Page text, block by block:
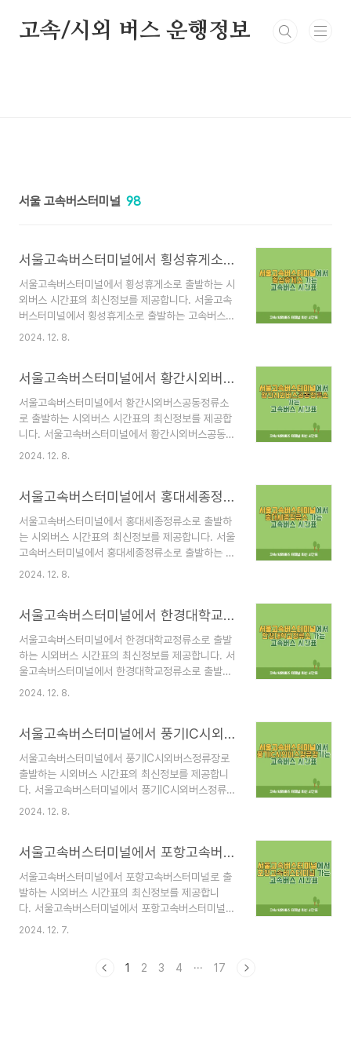
고속/시외 버스 운행정보
서울 고속버스터미널 98
서울고속버스터미널에서 횡성휴게소 가는 고속버스 시간표 최신정보
서울고속버스터미널에서 횡성휴게소로 출발하는 시
외버스 시간표의 최신정보를 제공합니다. 서울고속
버스터미널에서 횡성휴게소로 출발하는 고속버스의
출발 시간, 주요 노선, 요금 정보 등을 한눈에 확인
고속버스터미널은 고속버스터미널역에 위치한 버스
터"라고 불립니다. 고터에서는 국내 주요 도시와 지
역으로 이동하는 고속버스와 시외버스를 이용할 수
있습니다. 서울고속버스터미널 위치 및 접근 방법서
울고속버스터미널은 서울 지하철 3호선, 7호선, 9
어 접근성이 매우 뛰어납니다. 지하철 이용 시3호선
고속터미널역 하차 후 1, 2번 출구로..
2024. 12. 8.
서울고속버스터미널에서 황간시외버스공동정류소 가는 고속버스 시간표 최신정보
서울고속버스터미널에서 황간시외버스공동정류소
로 출발하는 시외버스 시간표의 최신정보를 제공합
니다. 서울고속버스터미널에서 황간시외버스공동정
류소로 출발하는 고속버스의 출발 시간, 주요 노선,
울고속버스터미널 안내 서울고속버스터미널은 고속
스터미널" 또는 줄여서 "고터"라고 불립니다. 고터
에서는 국내 주요 도시와 지역으로 이동하는 고속버
스와 시외버스를 이용할 수 있습니다. 서울고속버스
터미널 위치 및 접근 방법서울고속버스터미널은 서
미널역과 직접 연결되어 있어 접근성이 매우 뛰어납
니다. 지하철 이용 시3호선 고속터미널역 하차..
2024. 12. 8.
서울고속버스터미널에서 홍대세종정류소 가는 고속버스 시간표 최신정보
서울고속버스터미널에서 홍대세종정류소로 출발하
는 시외버스 시간표의 최신정보를 제공합니다. 서울
고속버스터미널에서 홍대세종정류소로 출발하는 고
속버스의 출발 시간, 주요 노선, 요금 정보 등을 한
안내 서울고속버스터미널은 고속버스터미널역에 위
여서 "고터"라고 불립니다. 고터에서는 국내 주요
도시와 지역으로 이동하는 고속버스와 시외버스를
이용할 수 있습니다. 서울고속버스터미널 위치 및
접근 방법서울고속버스터미널은 서울 지하철 3호
연결되어 있어 접근성이 매우 뛰어납니다. 지하철
이용 시3호선 고속터미널역 하차 후 1, 2번..
2024. 12. 8.
서울고속버스터미널에서 한경대학교정류소 가는 고속버스 시간표 최신정보
서울고속버스터미널에서 한경대학교정류소로 출발
하는 시외버스 시간표의 최신정보를 제공합니다. 서
울고속버스터미널에서 한경대학교정류소로 출발하
는 고속버스의 출발 시간, 주요 노선, 요금 정보 등
미널 안내 서울고속버스터미널은 고속버스터미널역
는 줄여서 "고터"라고 불립니다. 고터에서는 국내
주요 도시와 지역으로 이동하는 고속버스와 시외버
스를 이용할 수 있습니다. 서울고속버스터미널 위치
및 접근 방법서울고속버스터미널은 서울 지하철 3
접 연결되어 있어 접근성이 매우 뛰어납니다. 지하
철 이용 시3호선 고속터미널역 하차 후 1, ..
2024. 12. 8.
서울고속버스터미널에서 풍기IC시외버스정류장 가는 고속버스 시간표 최신정보
서울고속버스터미널에서 풍기IC시외버스정류장로
출발하는 시외버스 시간표의 최신정보를 제공합니
다. 서울고속버스터미널에서 풍기IC시외버스정류장
으로 출발하는 고속버스의 출발 시간, 주요 노선, 요
고속버스터미널 안내 서울고속버스터미널은 고속버
터미널" 또는 줄여서 "고터"라고 불립니다. 고터에
서는 국내 주요 도시와 지역으로 이동하는 고속버스
와 시외버스를 이용할 수 있습니다. 서울고속버스터
미널 위치 및 접근 방법서울고속버스터미널은 서울
널역과 직접 연결되어 있어 접근성이 매우 뛰어납니
2024. 12. 8.
서울고속버스터미널에서 포항고속버스터미널 가는 고속버스 시간표 최신정보
서울고속버스터미널에서 포항고속버스터미널로 출
발하는 시외버스 시간표의 최신정보를 제공합니
다. 서울고속버스터미널에서 포항고속버스터미널로
출발하는 고속버스의 출발 시간, 주요 노선, 요금 정
버스터미널 안내 서울고속버스터미널은 고속버스터
2024. 12. 7.
1 2 3 4 ··· 17